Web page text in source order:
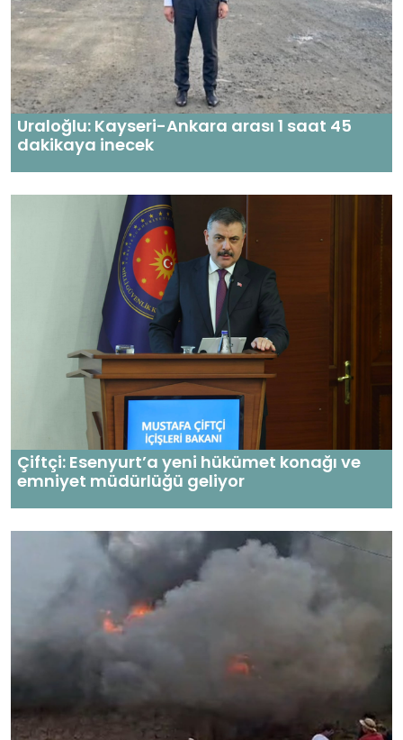
Uraloğlu: Kayseri-Ankara arası 1 saat 45
dakikaya inecek
Çiftçi: Esenyurt’a yeni hükümet konağı ve
emniyet müdürlüğü geliyor